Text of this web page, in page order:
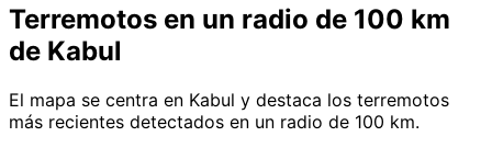
Terremotos en un radio de 100 km
de Kabul
El mapa se centra en Kabul y destaca los terremotos
más recientes detectados en un radio de 100 km.